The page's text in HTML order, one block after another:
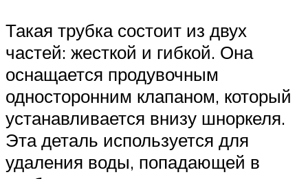
МЕНЮ
Такая трубка состоит из двух
частей: жесткой и гибкой. Она
оснащается продувочным
односторонним клапаном, который
устанавливается внизу шноркеля.
Эта деталь используется для
удаления воды, попадающей в